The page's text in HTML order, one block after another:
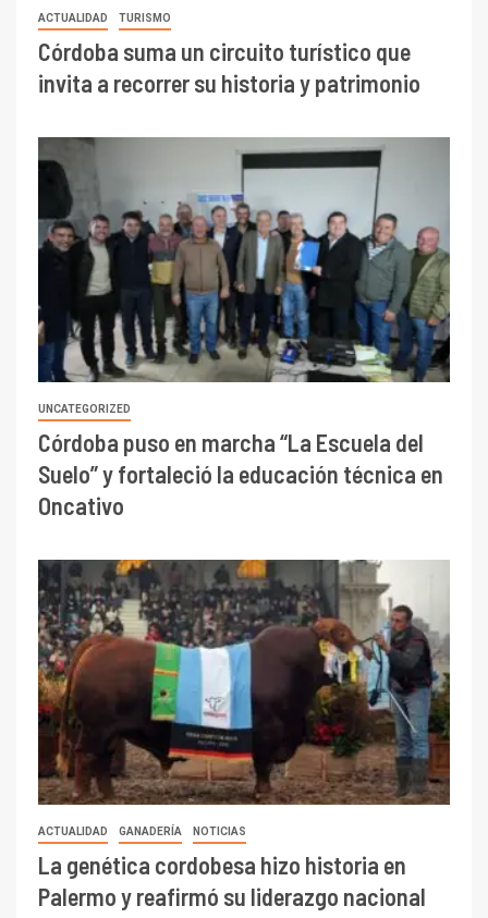
ACTUALIDAD TURISMO
Córdoba suma un circuito turístico que
invita a recorrer su historia y patrimonio
UNCATEGORIZED
Córdoba puso en marcha “La Escuela del
Suelo” y fortaleció la educación técnica en
Oncativo
ACTUALIDAD GANADERÍA NOTICIAS
La genética cordobesa hizo historia en
Palermo y reafirmó su liderazgo nacional